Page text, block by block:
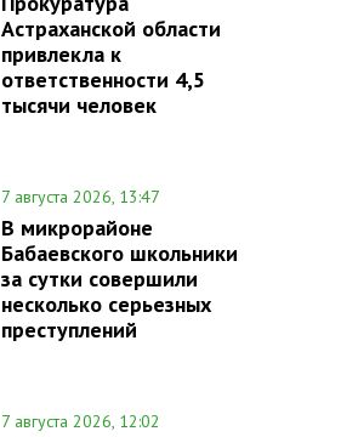
Астраханской области
привлекла к
ответственности 4,5
тысячи человек
7 августа 2026, 13:47
В микрорайоне
Бабаевского школьники
за сутки совершили
несколько серьезных
преступлений
7 августа 2026, 12:02